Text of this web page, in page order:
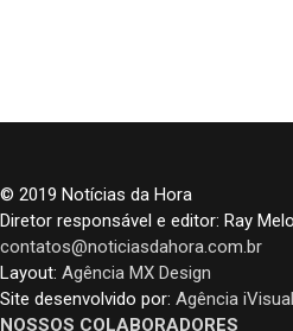
© 2019 Notícias da Hora
Diretor responsável e editor: Ray Melo
contatos@noticiasdahora.com.br
Layout: Agência MX Design
Site desenvolvido por: Agência
NOSSOS COLABORADORES